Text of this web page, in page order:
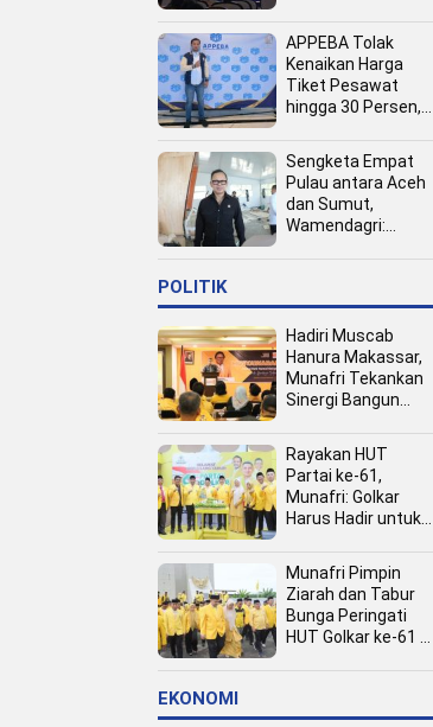
Tingkat Kota
APPEBA Tolak
Kenaikan Harga
Tiket Pesawat
hingga 30 Persen,
Jamaah Haji dan
Umrah
Sengketa Empat
Pulau antara Aceh
dan Sumut,
Wamendagri:
POLITIK
Hadiri Muscab
Hanura Makassar,
Munafri Tekankan
Sinergi Bangun
Rayakan HUT
Partai ke-61,
Munafri: Golkar
Harus Hadir untuk
Munafri Pimpin
Ziarah dan Tabur
Bunga Peringati
HUT Golkar ke-61 di
EKONOMI